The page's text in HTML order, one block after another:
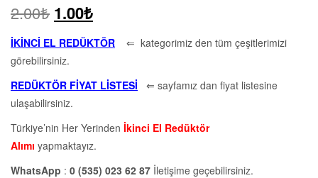
2.00₺ 1.00₺
İKİNCİ EL REDÜKTÖR ⇐ kategorimiz den tüm çeşitlerimizi
görebilirsiniz.
REDÜKTÖR FİYAT LİSTESİ ⇐ sayfamız dan fiyat listesine
ulaşabilirsiniz.
Türkiye’nin Her Yerinden İkinci El Redüktör
Alımı yapmaktayız.
WhatsApp : 0 (535) 023 62 87 İletişime geçebilirsiniz.